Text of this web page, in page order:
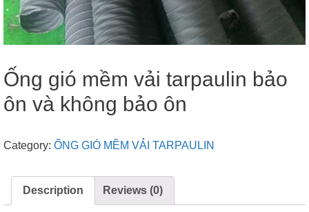
Ống gió mềm vải tarpaulin bảo
ôn và không bảo ôn
Category: ỐNG GIÓ MỀM VẢI TARPAULIN
Description Reviews (0)